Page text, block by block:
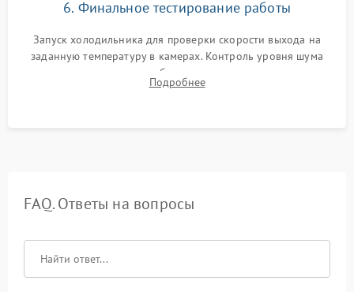
6. Финальное тестирование работы
Запуск холодильника для проверки скорости выхода на
заданную температуру в камерах. Контроль уровня шума
компрессора, отсутствия обмерзания стенок и корректного
срабатывания системы автоматической оттайки.
Подробнее
FAQ. Ответы на вопросы